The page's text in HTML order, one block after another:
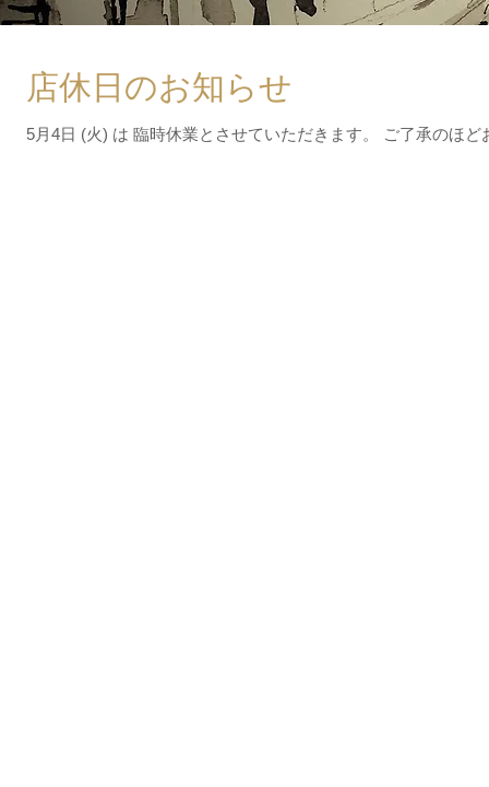
店休日のお知らせ
5月4日 (火) は 臨時休業とさせていただきます。 ご了承のほど